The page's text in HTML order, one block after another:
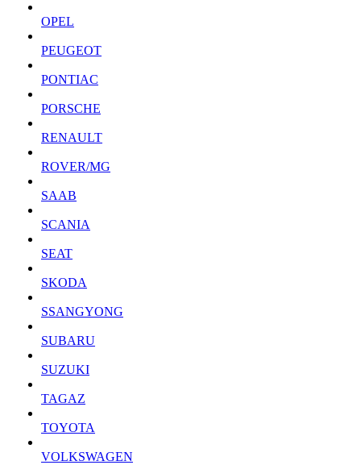
OPEL
PEUGEOT
PONTIAC
PORSCHE
RENAULT
ROVER/MG
SAAB
SCANIA
SEAT
SKODA
SSANGYONG
SUBARU
SUZUKI
TAGAZ
TOYOTA
VOLKSWAGEN